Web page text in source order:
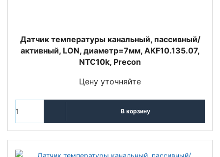
Датчик температуры канальный, пассивный/
активный, LON, диаметр=7мм, AKF10.135.07,
NTC10k, Precon
Цену уточняйте
В корзину